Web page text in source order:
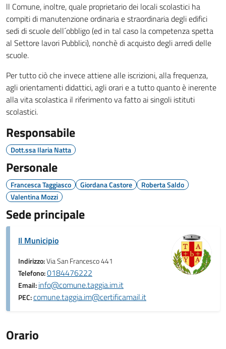
ll Comune, inoltre, quale proprietario dei locali scolastici ha
compiti di manutenzione ordinaria e straordinaria degli edifici
sedi di scuole dell´obbligo (ed in tal caso la competenza spetta
al Settore lavori Pubblici), nonchè di acquisto degli arredi delle
scuole.
Per tutto ciò che invece attiene alle iscrizioni, alla frequenza,
agli orientamenti didattici, agli orari e a tutto quanto è inerente
alla vita scolastica il riferimento va fatto ai singoli istituti
scolastici.
Responsabile
Dott.ssa Ilaria Natta
Personale
Francesca Taggiasco Giordana Castore
Roberta Saldo
Valentina Mozzi
Sede principale
Il Municipio
Indirizzo:Via San Francesco 441
Telefono:0184476222
Email:info@comune.taggia.im.it
PEC:comune.taggia.im@certificamail.it
Orario